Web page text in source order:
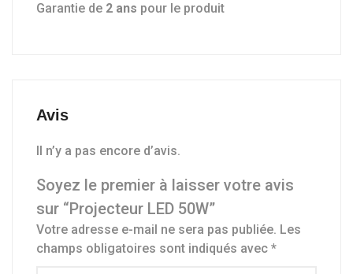
Garantie de 2 ans pour le produit
Avis
Il n’y a pas encore d’avis.
Soyez le premier à laisser votre avis
sur “Projecteur LED 50W”
Votre adresse e-mail ne sera pas publiée. Les
champs obligatoires sont indiqués avec *